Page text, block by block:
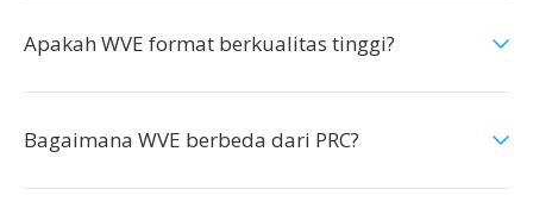
Apakah WVE format berkualitas tinggi?
Bagaimana WVE berbeda dari PRC?